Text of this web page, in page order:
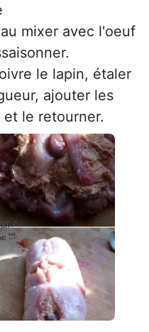
mixer avec l'oeuf
le lapin, étaler
ajouter les
le retourner.